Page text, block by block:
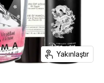
Yakınlaştır